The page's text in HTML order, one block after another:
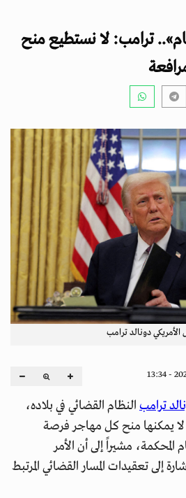
إلى 200 عام».. ترامب: لا نستطيع منح
الأمريكي دونالد ترامب
ترامب النظام القضائي في بلاده،
لا يمكنها منح كل مهاجر فرصة
المحكمة، مشيراً إلى أن الأمر
في إشارة إلى تعقيدات المسار القضائي المرتبط